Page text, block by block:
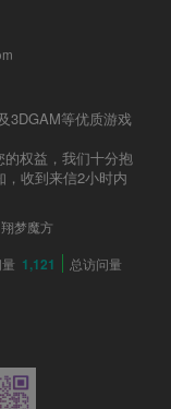
3DGAM等优质游戏
权益，我们十分抱
，收到来信2小时内
梦魔方
1,121 总访问量